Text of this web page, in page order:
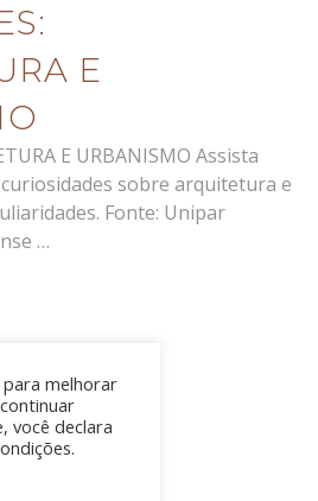
E
E URBANISMO Assista
sobre arquitetura e
Fonte: Unipar
…
para melhorar
você declara